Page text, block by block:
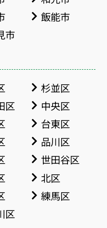
飯能市
市
杉並区
区
中央区
台東区
品川区
世田谷区
北区
練馬区
区